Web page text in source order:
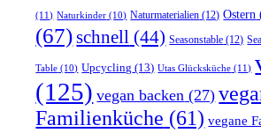
(11) Naturkinder (10) Naturmaterialien (12) Ostern
(67)schnell (44) Seasonstable (12)
Table (10) Upcycling (13) Utas Glücksküche (11)
(125) vegan backen (27)
Familienküche (61) vegane